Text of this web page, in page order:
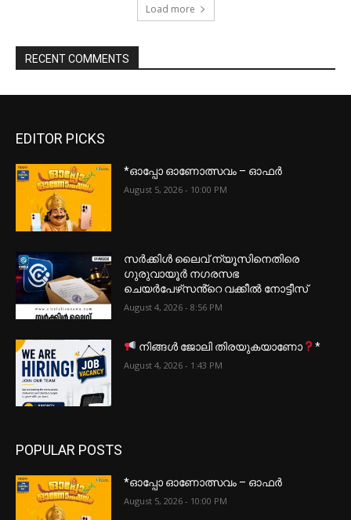
Load more
RECENT COMMENTS
EDITOR PICKS
*ഓപ്പോ ഓണോത്സവം – ഓഫർ
August 5, 2026 - 10:00 PM
സർക്കിൾ ലൈവ് ന്യൂസിനെതിരെ
ഗുരുവായൂർ നഗരസഭ
ചെയർപേഴ്‌സൻ്റെ വക്കീൽ നോട്ടീസ്
August 4, 2026 - 8:56 PM
നിങ്ങൾ ജോലി തിരയുകയാണോ *
August 4, 2026 - 1:43 PM
POPULAR POSTS
*ഓപ്പോ ഓണോത്സവം – ഓഫർ
August 5, 2026 - 10:00 PM